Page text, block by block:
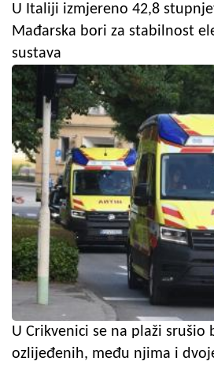
U Italiji izmjereno 42,8
Mađarska bori za stabilnost
sustava
U Crikvenici se na plaži srušio
ozlijeđenih, među njima i